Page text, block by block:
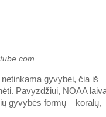
gyvybei, čia iš
Pavyzdžiui, NOAA
gyvybės formų – koralų,